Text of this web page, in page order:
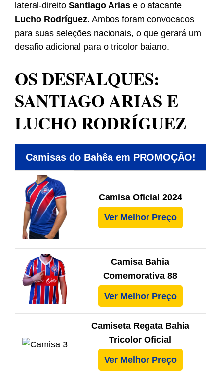
lateral-direito Santiago Arias e o atacante
Lucho Rodríguez. Ambos foram convocados
para suas seleções nacionais, o que gerará um
desafio adicional para o tricolor baiano.
OS DESFALQUES:
SANTIAGO ARIAS E
LUCHO RODRÍGUEZ
Camisas do Bahêa em PROMOÇÂO!
Camisa Oficial 2024
Ver Melhor Preço
Camisa Bahia
Comemorativa 88
Ver Melhor Preço
Camiseta Regata Bahia
Tricolor Oficial
Ver Melhor Preço